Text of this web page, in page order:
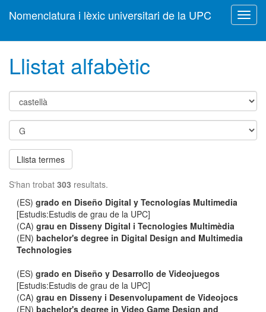
Nomenclatura i lèxic universitari de la UPC
Llistat alfabètic
Llista termes
S'han trobat 303 resultats.
(ES)grado en Diseño Digital y Tecnologías Multimedia
[Estudis:Estudis de grau de la UPC]
(CA)grau en Disseny Digital i Tecnologies Multimèdia
(EN)bachelor's degree in Digital Design and Multimedia
Technologies
(ES)grado en Diseño y Desarrollo de Videojuegos
[Estudis:Estudis de grau de la UPC]
(CA)grau en Disseny i Desenvolupament de Videojocs
(EN)bachelor's degree in Video Game Design and